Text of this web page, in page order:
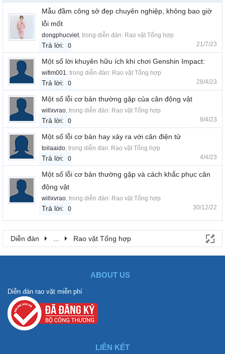
Mẫu đầm công sở đẹp chuyên nghiệp, không bao giờ
lỗi mốt
dongphucviet, trong diễn đàn: Rao vặt Tổng hợp
Trả lời: 0 21/7/23
Một số lời khuyên hữu ích khi chơi Genshin Impact:
wifim001, trong diễn đàn: Rao vặt Tổng hợp
Trả lời: 0 28/4/23
Một số lỗi cơ bản thường gặp của cân động vật
willxvrao, trong diễn đàn: Rao vặt Tổng hợp
Trả lời: 0 8/4/23
Một số lỗi cơ bản hay xảy ra với cân điện tử
toilaaido, trong diễn đàn: Rao vặt Tổng hợp
Trả lời: 0 4/4/23
Một số lỗi cơ bản thường gặp và cách khắc phục cân
động vật
willxvrao, trong diễn đàn: Rao vặt Tổng hợp
Trả lời: 0 30/12/22
Diễn đàn ... Rao vặt Tổng hợp
ABOUT US
Diễn đàn rao vặt miễn phí
LIÊN KẾT